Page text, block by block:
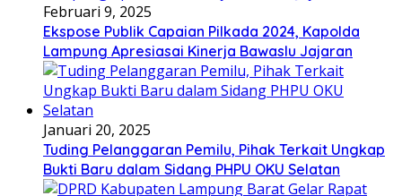
Februari 9, 2025
Ekspose Publik Capaian Pilkada 2024, Kapolda
Lampung Apresiasai Kinerja Bawaslu Jajaran
Januari 20, 2025
Tuding Pelanggaran Pemilu, Pihak Terkait Ungkap
Bukti Baru dalam Sidang PHPU OKU Selatan